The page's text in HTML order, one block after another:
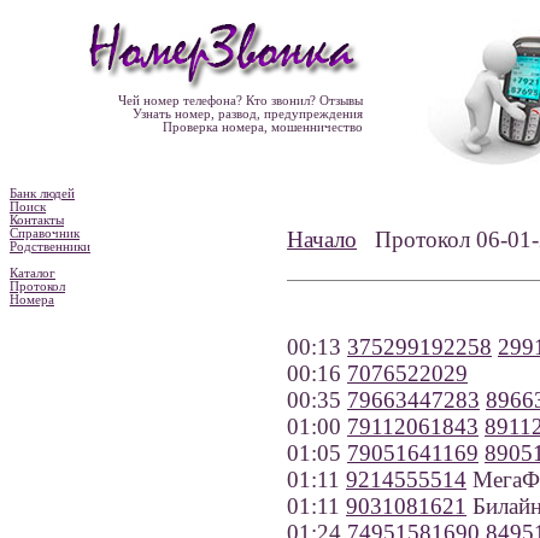
Чей номер телефона? Кто звонил? Отзывы
Узнать номер, развод, предупреждения
Проверка номера, мошенничество
Банк людей
Поиск
Контакты
Справочник
Родственники
Каталог
Протокол
Номера
Начало Протокол 06-
00:13 375299192258
00:16 7076522029
00:35 79663447283
01:00 79112061843
01:05 79051641169
01:11 9214555514
01:11 9031081621
01:24 74951581690